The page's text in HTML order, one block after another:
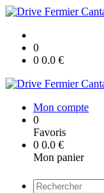
0
0 0.0 €
Mon compte
0
Favoris
0 0.0 €
Mon panier